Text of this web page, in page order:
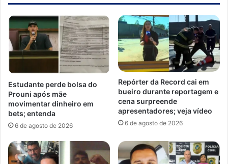
Estudante perde bolsa do
Prouni após mãe
movimentar dinheiro em
bets; entenda
6 de agosto de 2026
Repórter da Record cai em
bueiro durante reportagem e
cena surpreende
apresentadores; veja vídeo
6 de agosto de 2026